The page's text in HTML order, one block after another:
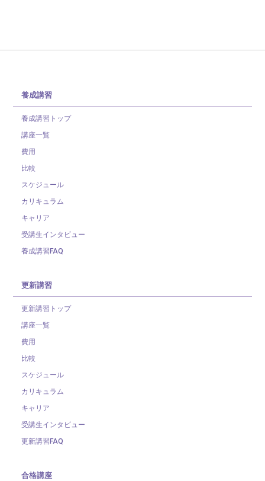
養成講習
養成講習トップ
講座一覧
費用
比較
スケジュール
カリキュラム
キャリア
受講生インタビュー
養成講習FAQ
更新講習
更新講習トップ
講座一覧
費用
比較
スケジュール
カリキュラム
キャリア
受講生インタビュー
更新講習FAQ
合格講座